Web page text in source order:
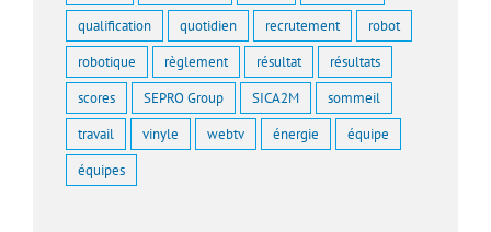
qualification quotidien recrutement robot
robotique règlement résultat résultats
scores SEPRO Group SICA2M sommeil
travail vinyle webtv énergie équipe
équipes